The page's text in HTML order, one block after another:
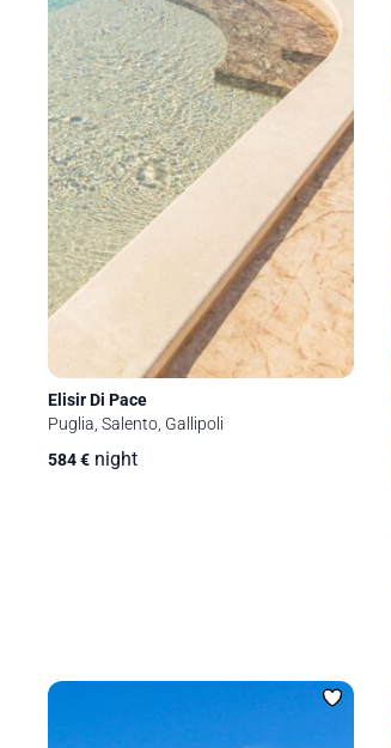
Elisir Di Pace
Puglia, Salento, Gallipoli
584€ night